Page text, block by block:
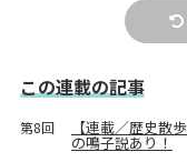
この連載の記事
第8回 【連載／歴史散
の鳴子説あり！